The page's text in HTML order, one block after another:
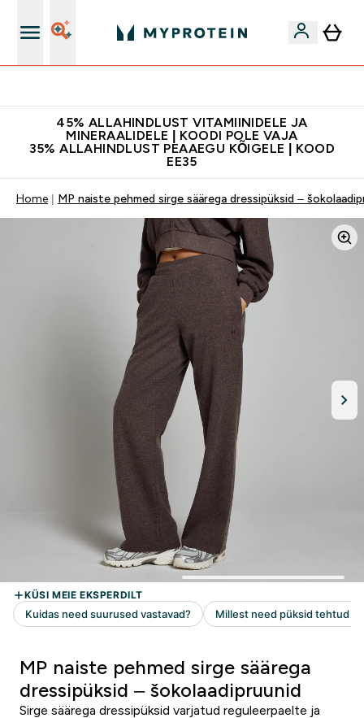
45% ALLAHINDLUST VITAMIINIDELE JA
MINERAALIDELE | KOODI POLE VAJA
35% ALLAHINDLUST PEAAEGU KÕIGELE | KOOD
EE35
Home MP naiste pehmed sirge säärega dressipüksid –
MP naiste pehmed sirge säärega
dressipüksid – šokolaadipruunid
Sirge säärega dressipüksid varjatud reguleerpaelte ja